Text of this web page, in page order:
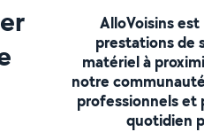
AlloVoisins
prestations de
matériel à
notre
professionnels
quotidien